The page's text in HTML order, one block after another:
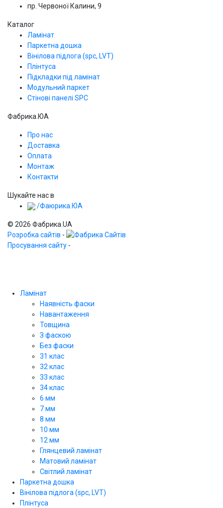
пр. Червоної Калини, 9
Каталог
Ламінат
Паркетна дошка
Вінілова підлога (spc, LVT)
Плінтуса
Підкладки під ламінат
Модульний паркет
Стінові панелі SPС
Фабрика.ЮА
Про нас
Доставка
Оплата
Монтаж
Контакти
Шукайте нас в
/Фаюрика.ЮА
© 2026 Фабрика.UA
Розробка сайтів -
Просування сайту -
Ламінат
Наявність фаски
Навантаження
Товщина
З фаскою
Без фаски
31 клас
32 клас
33 клас
34 клас
6 мм
7 мм
8 мм
10 мм
12 мм
Глянцевий ламінат
Матовий ламінат
Світлий ламінат
Паркетна дошка
Вінілова підлога (spc, LVT)
Плінтуса